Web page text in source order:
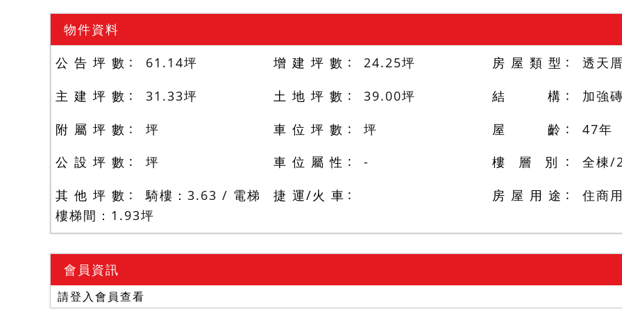
物件資料
公 告 坪 數
61.14坪
主 建 坪 數
31.33坪
附 屬 坪 數
坪
公 設 坪 數
坪
其 他 坪 數
騎樓：3.63 / 電梯
樓梯間：1.93坪
增 建 坪 數 24.25坪
土 地 坪 數
39.00坪
車 位 坪 數
坪
車 位 屬 性
-
捷 運/火 車
房 屋 類 型
透天厝
結 構
加強
屋 齡
47年
樓 層 別
全棟/
房 屋 用 途
住商用
會員資訊
請登入會員查看